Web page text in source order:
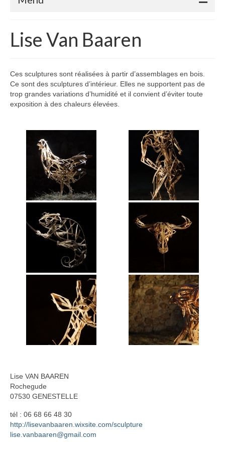
Adhérents
Atelier de la Volane
Elisabeth Bourget
Miryan Hernandez
Maaike Klein
Gwladys Lopez
Annie Mayan
Brigitte Moron
Annie Hostein Mortier
Quas’art ceramic
Danièle Raya-Moreno
Anne-Lise Roussy
Thanh Violet
Arts plastiques
Lise Van Baaren
Stéphanie van Poppel
Verre
Georges et Monique Stahl
Lise Van Baaren
Ces sculptures sont réalisées à partir d’assemblages en bois.
Ce sont des sculptures d’intérieur. Elles ne supportent pas de
trop grandes variations d’humidité et il convient d’éviter toute
exposition à des chaleurs élevées.
Lise VAN BAAREN
Rochegude
07530 GENESTELLE
tél : 06 68 66 48 30
http://lisevanbaaren.wixsite.com/sculpture
lise.vanbaaren@gmail.com